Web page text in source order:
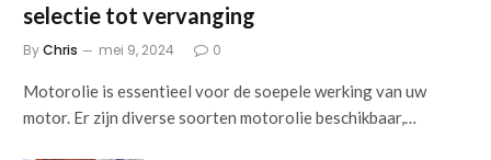
selectie tot vervanging
ByChris mei 9, 2024 0
Motorolie is essentieel voor de soepele werking van uw
motor. Er zijn diverse soorten motorolie beschikbaar,…